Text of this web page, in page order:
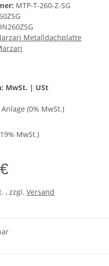
MTP-T-260-Z-SG
Metalldachplatte
MwSt. | USt
(0% MwSt.)
MwSt.)
, zzgl. Versand